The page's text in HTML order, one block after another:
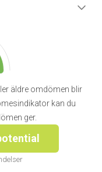
äldre omdömen blir
kan du
ger.